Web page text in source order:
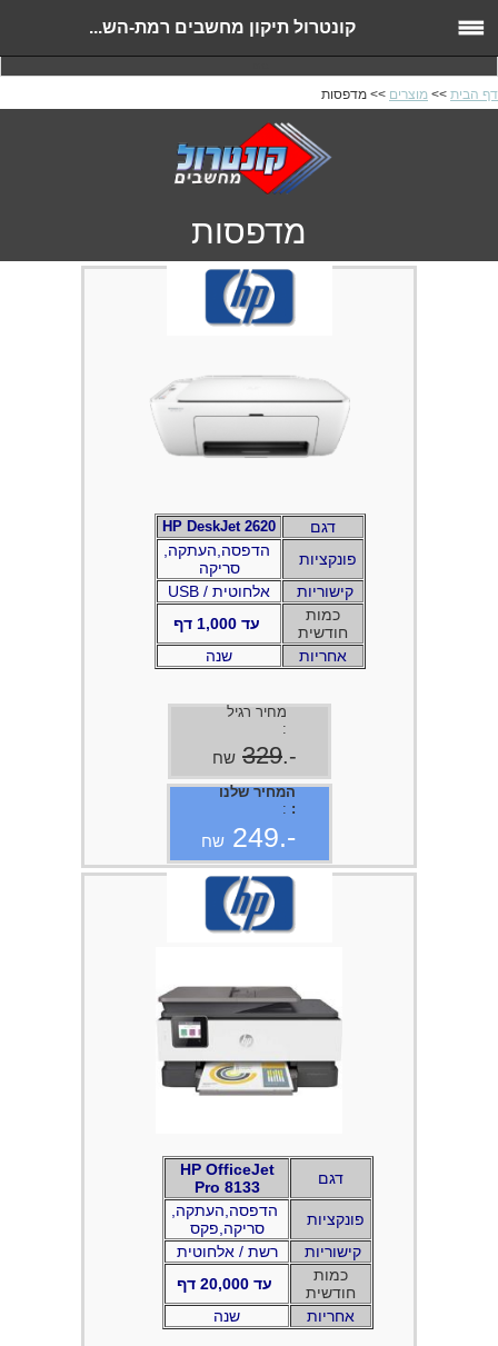
קונטרול תיקון מחשבים רמת-הש...
דף הבית >> מוצרים >> מדפסות
דגם
HP OfficeJet
8133 Pro
פונקציות
סריקה,פקס
קישוריות
רשת / אלחוטית
כמות
חודשית
עד 20,000 דף
אחריות
שנה
דגם HP DeskJet 2620
פונקציות
סריקה
קישוריות
USB / אלחוטית
כמות
חודשית
עד 1,000 דף
אחריות
שנה
המחיר שלנו
:
:
-.249 שח
מחיר רגיל
:
-.
329 שח
מדפסות